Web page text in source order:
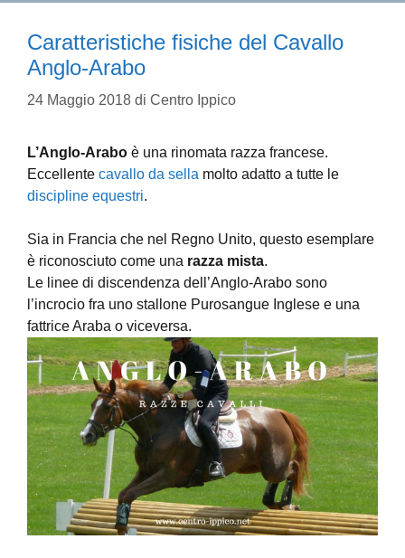
Caratteristiche fisiche del Cavallo
Anglo-Arabo
24 Maggio 2018 di Centro Ippico
L’Anglo-Arabo è una rinomata razza francese.
Eccellente cavallo da sella molto adatto a tutte le
discipline equestri.
Sia in Francia che nel Regno Unito, questo esemplare
è riconosciuto come una razza mista.
Le linee di discendenza dell’Anglo-Arabo sono
l’incrocio fra uno stallone Purosangue Inglese e una
fattrice Araba o viceversa.